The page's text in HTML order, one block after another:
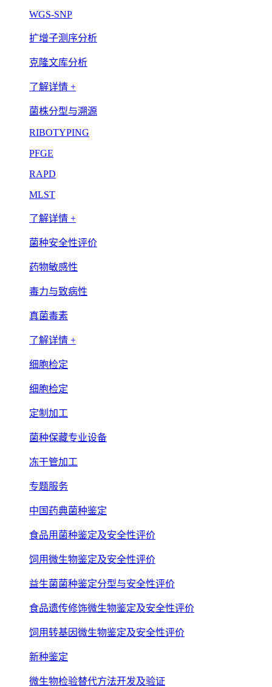
WGS-SNP
扩增子测序分析
克隆文库分析
了解详情 +
菌株分型与溯源
RIBOTYPING
PFGE
RAPD
MLST
了解详情 +
菌种安全性评价
药物敏感性
毒力与致病性
真菌毒素
了解详情 +
细胞检定
细胞检定
定制加工
菌种保藏专业设备
冻干管加工
专题服务
中国药典菌种鉴定
食品用菌种鉴定及安全性评价
饲用微生物鉴定及安全性评价
益生菌菌种鉴定分型与安全性评价
食品遗传修饰微生物鉴定及安全性评价
饲用转基因微生物鉴定及安全性评价
新种鉴定
微生物检验替代方法开发及验证